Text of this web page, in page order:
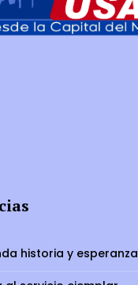
historia y esperanza